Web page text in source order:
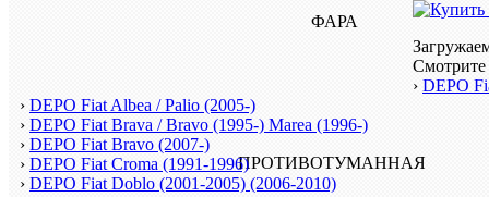
Смотрите
› DEPO
› DEPO Fiat Albea / Palio (2005-)
› DEPO Fiat Brava / Bravo (1995-) Marea (1996-)
› DEPO Fiat Bravo (2007-)
› DEPO Fiat Croma (1991-1996)
› DEPO Fiat Doblo (2001-2005) (2006-2010)